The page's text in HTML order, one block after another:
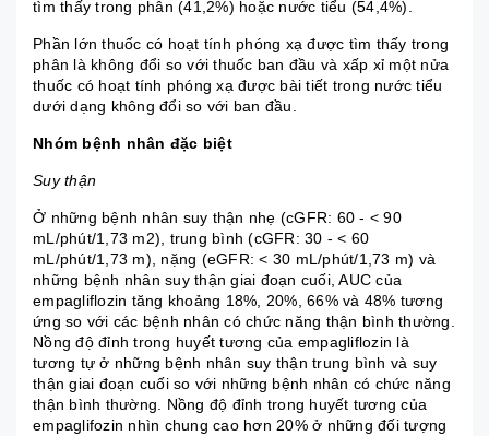
tìm thấy trong phân (41,2%) hoặc nước tiểu (54,4%).
Phần lớn thuốc có hoạt tính phóng xạ được tìm thấy trong
phân là không đổi so với thuốc ban đầu và xấp xỉ một nửa
thuốc có hoạt tính phóng xạ được bài tiết trong nước tiểu
dưới dạng không đổi so với ban đầu.
Nhóm bệnh nhân đặc biệt
Suy thận
Ở những bệnh nhân suy thận nhẹ (cGFR: 60 - < 90
mL/phút/1,73 m2), trung bình (cGFR: 30 - < 60
mL/phút/1,73 m), nặng (eGFR: < 30 mL/phút/1,73 m) và
những bệnh nhân suy thận giai đoạn cuối, AUC của
empagliflozin tăng khoảng 18%, 20%, 66% và 48% tương
ứng so với các bệnh nhân có chức năng thận bình thường.
Nồng độ đỉnh trong huyết tương của empagliflozin là
tương tự ở những bệnh nhân suy thận trung bình và suy
thận giai đoạn cuối so với những bệnh nhân có chức năng
thận bình thường. Nồng độ đỉnh trong huyết tương của
empaglifozin nhìn chung cao hơn 20% ở những đối tượng